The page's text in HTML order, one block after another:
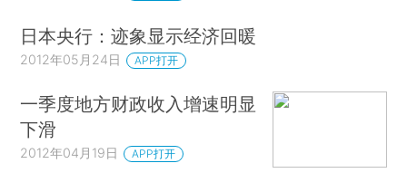
日本央行：迹象显示经济回暖
2012年05月24日 APP打开
一季度地方财政收入增速明显
下滑
2012年04月19日 APP打开